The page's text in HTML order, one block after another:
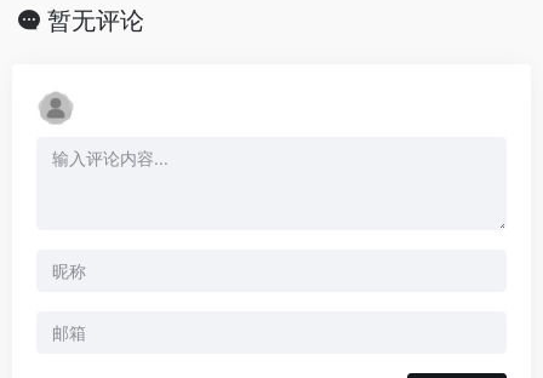
暂无评论